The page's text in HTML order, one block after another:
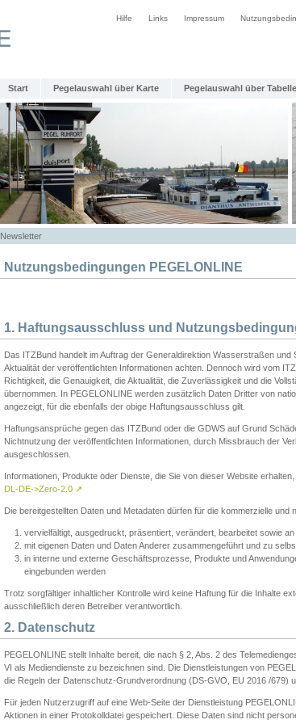
Hilfe Links Impressum
Start Pegelauswahl über Karte Pegelauswahl über Tabelle
Newsletter
Nutzungsbedingungen PEGELONLINE
1. Haftungsausschluss und
Das ITZBund handelt im Auftrag der Generaldirektion Wasserstraßen und
Aktualität der veröffentlichten Informationen achten. Dennoch wird vom
Richtigkeit, die Genauigkeit, die Aktualität, die Zuverlässigkeit und die
übernommen. In PEGELONLINE werden zusätzlich Daten Dritter von
angezeigt, für die ebenfalls der obige Haftungsausschluss gilt.
Haftungsansprüche gegen das ITZBund oder die GDWS auf Grund
Nichtnutzung der veröffentlichten Informationen, durch Missbrauch der
ausgeschlossen.
Informationen, Produkte oder Dienste, die Sie von dieser Website
DL-DE->Zero-2.0 ↗
Die bereitgestellten Daten und Metadaten dürfen für die kommerzielle
vervielfältigt, ausgedruckt, präsentiert, verändert, bearbeitet sowie
mit eigenen Daten und Daten Anderer zusammengeführt und zu
in interne und externe Geschäftsprozesse, Produkte und
eingebunden werden
Trotz sorgfältiger inhaltlicher Kontrolle wird keine Haftung für die Inhalte
ausschließlich deren Betreiber verantwortlich.
2. Datenschutz
PEGELONLINE stellt Inhalte bereit, die nach § 2, Abs. 2 des
VI als Mediendienste zu bezeichnen sind. Die Dienstleistungen von
die Regeln der Datenschutz-Grundverordnung (DS-GVO, EU 2016 /679)
Für jeden Nutzerzugriff auf eine Web-Seite der Dienstleistung
Aktionen in einer Protokolldatei gespeichert. Diese Daten sind nicht